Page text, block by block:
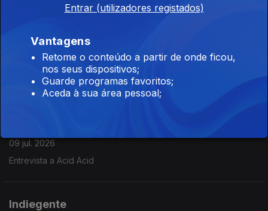
Indiegente Gold
10 jul. 2026
Inclui entre outros Nick Cave and The Bad Seeds, PJ Harvey,
Afghan Whigs, DinoSaur Jr., Sugar....
09 jul. 2026
Entrevista a Acid Acid
Indiegente
Entrar (utilizadores registados)
Vantagens
Retome o conteúdo a partir de onde ficou,
nos seus dispositivos;
Guarde programas favoritos;
Aceda à sua área pessoal;